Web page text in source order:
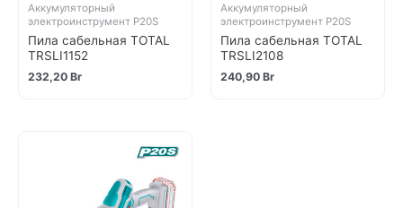
Аккумуляторный
электроинструмент P20S
Пила сабельная TOTAL
TRSLI1152
232,20 Br
Аккумуляторный
электроинструмент P20S
Пила сабельная TOTAL
TRSLI2108
240,90 Br